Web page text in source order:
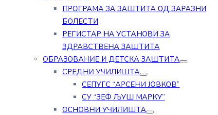
ПРОГРАМА ЗА ЗАШТИТА ОД ЗАРАЗНИ
БОЛЕСТИ
РЕГИСТАР НА УСТАНОВИ ЗА
ЗДРАВСТВЕНА ЗАШТИТА
ОБРАЗОВАНИЕ И ДЕТСКА ЗАШТИТА
СРЕДНИ УЧИЛИШТА
СЕПУГС “АРСЕНИ ЈОВКОВ”
СУ “ЗЕФ ЉУШ МАРКУ”
ОСНОВНИ УЧИЛИШТА